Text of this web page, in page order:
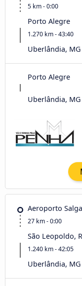
5 km - 0:00
Porto Alegre
1.270 km - 43:40
Uberlândia, MG
Porto Alegre
Uberlândia, MG
Aeroporto
27 km - 0:00
São Leopoldo,
1.240 km - 42:05
Uberlândia, MG